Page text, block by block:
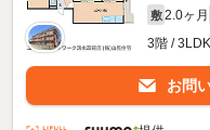
敷 2.0ヶ月
3階 /
お問